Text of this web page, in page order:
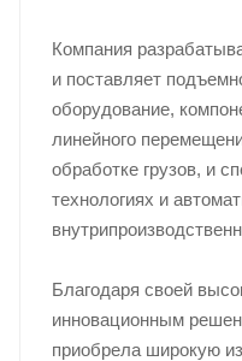
Компания
и поставляет
оборудование,
линейного
обработке грузов, и
технологиях и
Благодаря своей
инновационным
приобрела широкую